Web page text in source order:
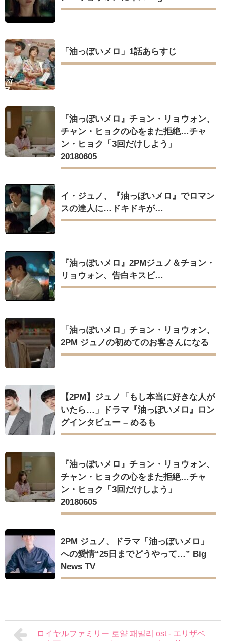
「油っぽいメロ」1話あらすじ
『油っぽいメロ』チョン・リョウォン、
チャン・ヒョクの心をまた拒絶…チャ
ン・ヒョク「3回だけしよう」
20180605
イ・ジュノ、『油っぽいメロ』でロマン
スの達人に…ドキドキが…
『油っぽいメロ』2PMジュノ＆チョン・
リョウォン、告白キスビ…
「油っぽいメロ」チョン・リョウォン、
2PM ジュノの初めてのお客さんになる
【2PM】ジュノ「もし本当に好きな人が
いたら…」ドラマ『油っぽいメロ』ロン
グインタビュー – めるも
『油っぽいメロ』チョン・リョウォン、
チャン・ヒョクの心をまた拒絶…チャ
ン・ヒョク「3回だけしよう」
20180605
2PM ジュノ、ドラマ「油っぽいメロ」
への愛情“25日までどうやって…” Big
News TV
ロイヤルファミリー 로얄 패밀리 ost - エリザベ